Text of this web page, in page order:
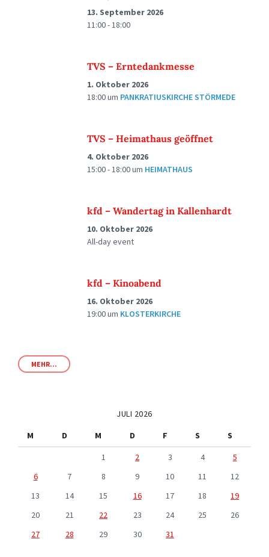
13. September 2026
11:00 - 18:00
TVS – Erntedankmesse
1. Oktober 2026
18:00um PANKRATIUSKIRCHE STÖRMEDE
TVS – Heimathaus geöffnet
4. Oktober 2026
15:00 - 18:00um HEIMATHAUS
kfd – Wandertag in Kallenhardt
10. Oktober 2026
All-day event
kfd – Kinoabend
16. Oktober 2026
19:00um KLOSTERKIRCHE
MEHR...
JULI 2026
M
D M D F S
S
1
2 3 4
5
6
7 8 9 10 11
12
13
14 15 16 17 18
19
20
21 22 23 24 25
26
27
28 29 30 31